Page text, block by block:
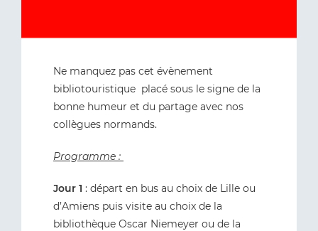
Ne manquez pas cet évènement
bibliotouristique placé sous le signe de la
bonne humeur et du partage avec nos
collègues normands.
Programme :
Jour 1 : départ en bus au choix de Lille ou
d’Amiens puis visite au choix de la
bibliothèque Oscar Niemeyer ou de la